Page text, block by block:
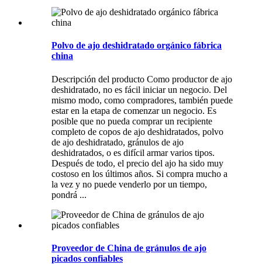
Polvo de ajo deshidratado orgánico fábrica
china
Descripción del producto Como productor de ajo
deshidratado, no es fácil iniciar un negocio. Del
mismo modo, como compradores, también puede
estar en la etapa de comenzar un negocio. Es
posible que no pueda comprar un recipiente
completo de copos de ajo deshidratados, polvo
de ajo deshidratado, gránulos de ajo
deshidratados, o es difícil armar varios tipos.
Después de todo, el precio del ajo ha sido muy
costoso en los últimos años. Si compra mucho a
la vez y no puede venderlo por un tiempo,
pondrá ...
Proveedor de China de gránulos de ajo
picados confiables